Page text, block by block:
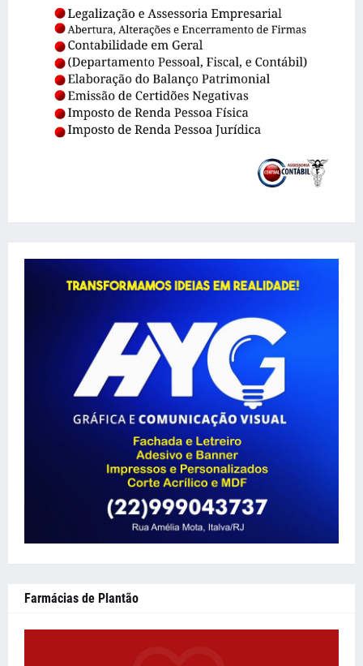
Farmácias de Plantão